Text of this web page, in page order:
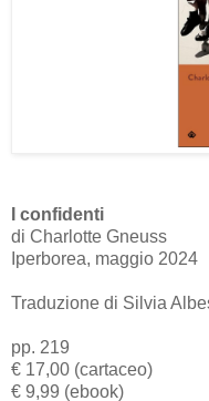
I confidenti
di Charlotte Gneuss
Iperborea, maggio 2024
Traduzione di Silvia
pp. 219
€ 17,00 (cartaceo)
€ 9,99 (ebook)